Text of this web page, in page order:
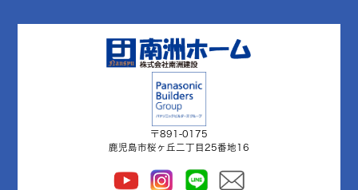
〒891-0175
鹿児島市桜ヶ丘二丁目25番地16